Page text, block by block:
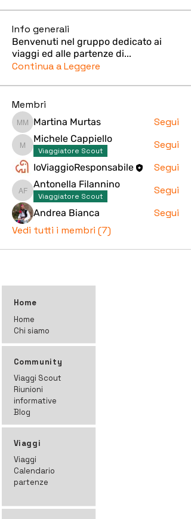
Info generali
Benvenuti nel gruppo dedicato ai
viaggi ed alle partenze di...
Continua a Leggere
Membri
Martina Murtas
Martina Murtas Segui
Michele Cappiello
Michele Cappiello
Viaggiatore Scout Segui
IoViaggioResponsabile Segui
Antonella Filannino
Antonella Filannino
Viaggiatore Scout Segui
Andrea Bianca
Segui
Vedi tutti i membri (7)
Home
Home
Chi siamo
Community
Viaggi Scout
Riunioni
informative
Blog
Viaggi
Viaggi
Calendario
partenze